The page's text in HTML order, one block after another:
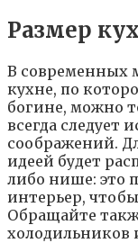
Размер
В современных
кухне, по
богине, можно
всегда следует
соображений.
идеей будет
либо нише: это
интерьер,
Обращайте
холодильников